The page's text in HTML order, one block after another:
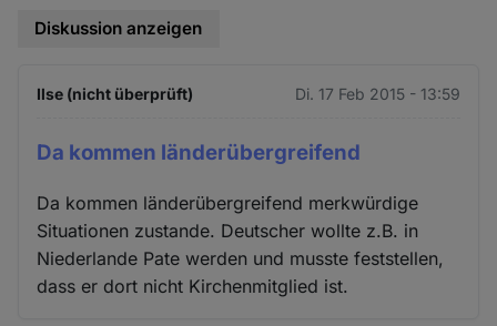
Diskussion anzeigen
Ilse (nicht überprüft) Di. 17 Feb 2015 - 13:59
Da kommen länderübergreifend
Da kommen länderübergreifend merkwürdige
Situationen zustande. Deutscher wollte z.B. in
Niederlande Pate werden und musste feststellen,
dass er dort nicht Kirchenmitglied ist.